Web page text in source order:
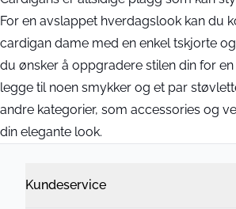
For en avslappet hverdagslook kan du
cardigan dame med en enkel tskjorte
du ønsker å oppgradere stilen din for
legge til noen smykker og et par
andre kategorier, som accessories og
din elegante look.
Kundeservice